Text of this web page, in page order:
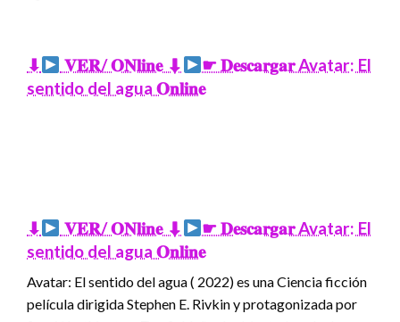
⬇ 𝐕𝐄𝐑/ 𝐎𝐍𝐥𝐢𝐧𝐞 ⬇
☛ 𝐃𝐞𝐬𝐜𝐚𝐫𝐠𝐚𝐫 Avatar: El
sentido del agua 𝐎𝐧𝐥𝐢𝐧𝐞
⬇ 𝐕𝐄𝐑/ 𝐎𝐍𝐥𝐢𝐧𝐞 ⬇
☛ 𝐃𝐞𝐬𝐜𝐚𝐫𝐠𝐚𝐫 Avatar: El
sentido del agua 𝐎𝐧𝐥𝐢𝐧𝐞
Avatar: El sentido del agua ( 2022) es una Ciencia ficción
película dirigida Stephen E. Rivkin y protagonizada por